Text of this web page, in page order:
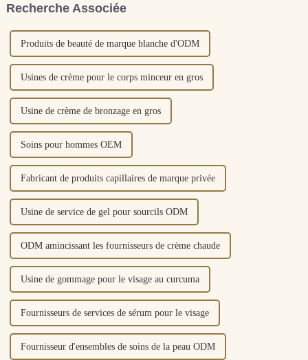
réduire les yeux...
Recherche Associée
Produits de beauté de marque blanche d'ODM
Usines de crème pour le corps minceur en gros
Usine de crème de bronzage en gros
Soins pour hommes OEM
Fabricant de produits capillaires de marque privée
Usine de service de gel pour sourcils ODM
ODM amincissant les fournisseurs de crème chaude
Usine de gommage pour le visage au curcuma
Fournisseurs de services de sérum pour le visage
Fournisseur d'ensembles de soins de la peau ODM